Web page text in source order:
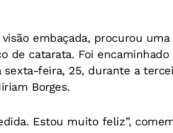
embaçada, procurou
de catarata. Foi
feira, 25, durante a
Borges.
Estou muito feliz”,